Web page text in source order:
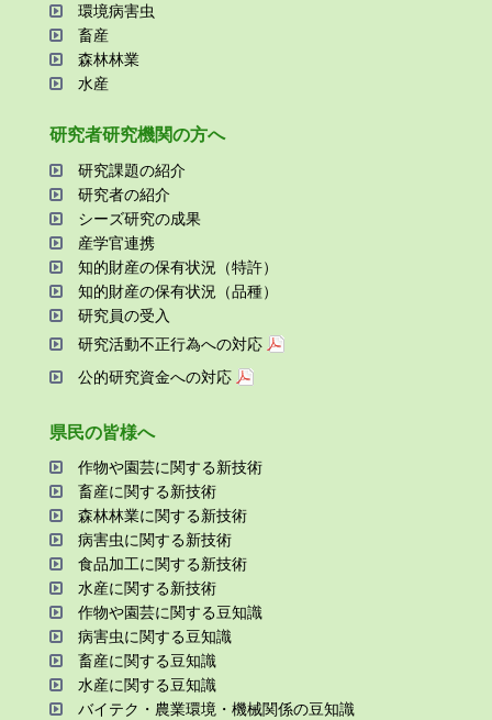
環境病害⾍
畜産
森林林業
⽔産
研究者研究機関の⽅へ
研究課題の紹介
研究者の紹介
シーズ研究の成果
産学官連携
知的財産の保有状況（特許）
知的財産の保有状況（品種）
研究員の受⼊
研究活動不正⾏為への対応
公的研究資金への対応
県⺠の皆様へ
作物や園芸に関する新技術
畜産に関する新技術
森林林業に関する新技術
病害⾍に関する新技術
⾷品加⼯に関する新技術
⽔産に関する新技術
作物や園芸に関する⾖知識
病害⾍に関する⾖知識
畜産に関する⾖知識
⽔産に関する⾖知識
バイテク・農業環境・機械関係の⾖知識